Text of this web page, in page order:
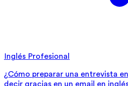
Inglés Profesional
¿Cómo preparar una entrevista
decir gracias en un email en